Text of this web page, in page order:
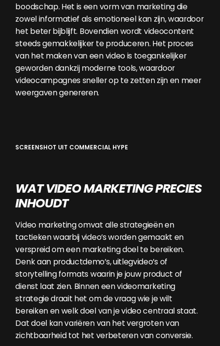
boodschap. Het is een vorm van marketing die
zowel informatief als emotioneel kan zijn, waardoor
het beter bijblijft. Bovendien wordt videocontent
steeds gemakkelijker te produceren. Het proces
van het maken van een video is toegankelijker
geworden dankzij moderne tools, waardoor
videocampagnes sneller op te zetten zijn en meer
weergaven genereren.
SCREENSHOT UIT COMMERCIAL HYPE
WAT VIDEO MARKETING PRECIES
INHOUDT
Video marketing omvat alle strategieën en
tactieken waarbij video’s worden gemaakt en
verspreid om een marketing doel te bereiken.
Denk aan productdemo’s, uitlegvideo’s of
storytelling formats waarin je jouw product of
dienst laat zien. Binnen een videomarketing
strategie draait het om de vraag wie je wilt
bereiken en welk doel van je video centraal staat.
Dat doel kan variëren van het vergroten van
zichtbaarheid tot het verbeteren van conversie.